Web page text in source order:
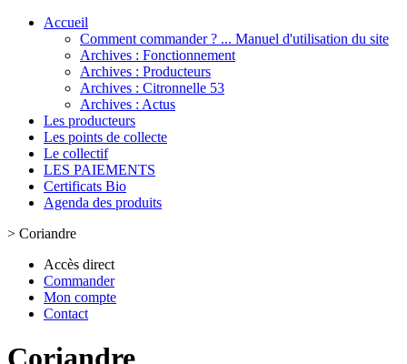
Accueil
Comment commander ? ... Manuel d'utilisation du site
Archives : Fonctionnement
Archives : Producteurs
Archives : Citronnelle 53
Archives : Actus
Les producteurs
Les points de collecte
Le collectif
LES PAIEMENTS
Certificats Bio
Agenda des produits
> Coriandre
Accès direct
Commander
Mon compte
Contact